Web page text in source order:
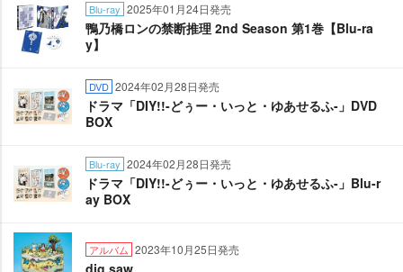
Blu-ray 2025年01月24日発売
鴨乃橋ロンの禁断推理 2nd Season 第1巻【Blu-ra
y】
DVD 2024年02月28日発売
ドラマ「DIY!!-どぅー・いっと・ゆあせるふ-」DVD
BOX
Blu-ray 2024年02月28日発売
ドラマ「DIY!!-どぅー・いっと・ゆあせるふ-」Blu-r
ay BOX
アルバム 2023年10月25日発売
dig saw